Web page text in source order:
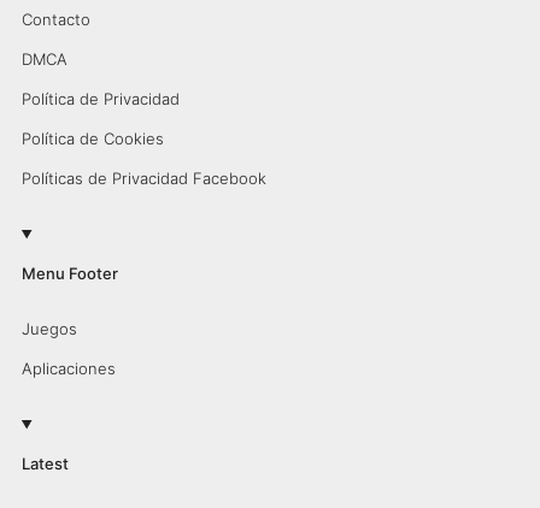
Contacto
DMCA
Política de Privacidad
Política de Cookies
Políticas de Privacidad Facebook
Menu Footer
Juegos
Aplicaciones
Latest